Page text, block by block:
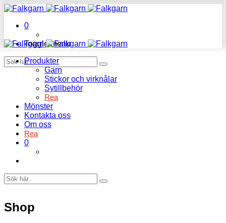
0
Toggle menu
Produkter
Garn
Stickor och virknålar
Sytillbehör
Rea
Mönster
Kontakta oss
Om oss
Rea
0
Shop